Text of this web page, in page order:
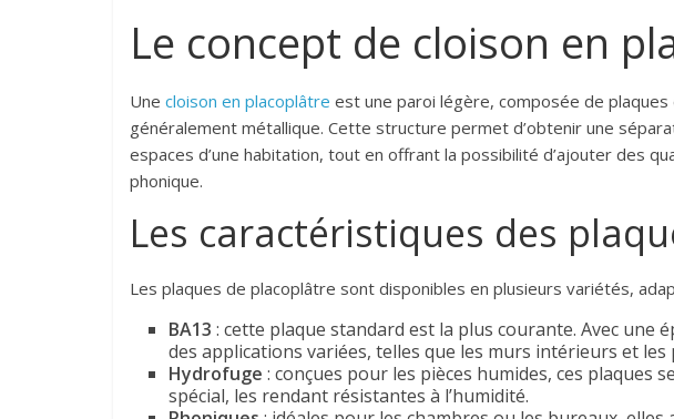
Le concept de cloison en
Une cloison en placoplâtre est une paroi légère, composée de
généralement métallique. Cette structure permet d’obtenir une
espaces d’une habitation, tout en offrant la possibilité d’ajouter des
phonique.
Les caractéristiques des
Les plaques de placoplâtre sont disponibles en plusieurs variétés,
BA13 : cette plaque standard est la plus courante. Avec une
des applications variées, telles que les murs intérieurs et les
Hydrofuge : conçues pour les pièces humides, ces plaques
spécial, les rendant résistantes à l’humidité.